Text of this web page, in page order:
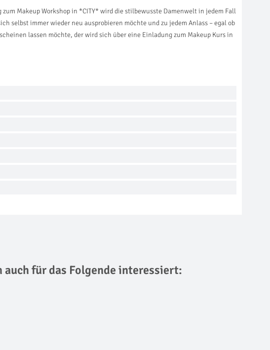
Makeup Workshop in *CITY* wird die stilbewusste Damenwelt in jedem Fall
selbst immer wieder neu ausprobieren möchte und zu jedem Anlass – egal ob
lassen möchte, der wird sich über eine Einladung zum Makeup Kurs in
auch für das Folgende interessiert: